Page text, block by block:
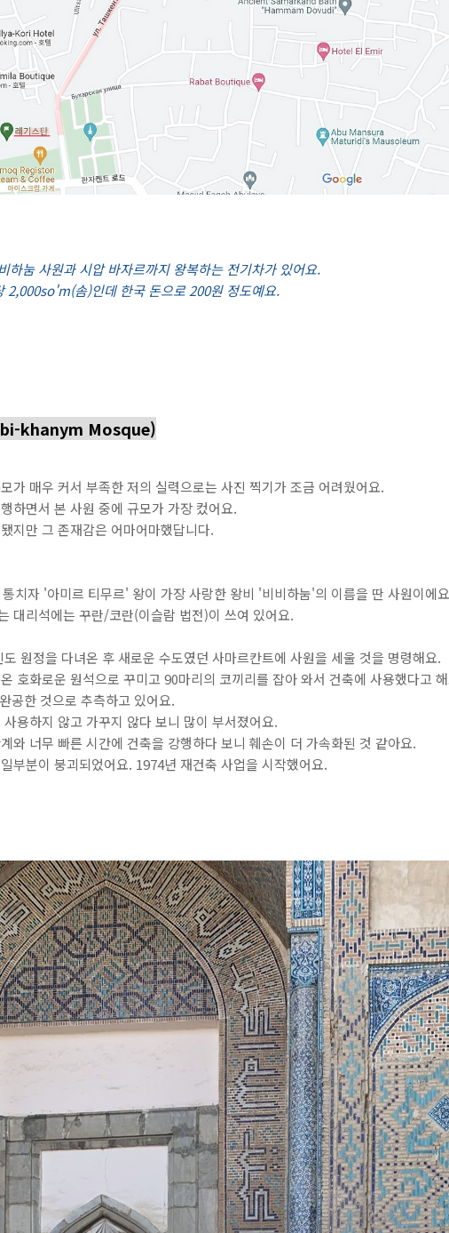
하눔 사원과 시압 바자르까지 왕복하는 전기차가 있어요.
2,000so'm(솜)인데 한국 돈으로 200원 정도예요.
khanym Mosque)
가 매우 커서 부족한 저의 실력으로는 사진 찍기가 조금 어려웠어요.
하면서 본 사원 중에 규모가 가장 컸어요.
지만 그 존재감은 어마어마했답니다.
치자 '아미르 티무르' 왕이 가장 사랑한 왕비 '비비하눔'의 이름을 딴 사원이에
대리석에는 꾸란/코란(이슬람 법전)이 쓰여 있어요.
원정을 다녀온 후 새로운 수도였던 사마르칸트에 사원을 세울 것을 명령해요.
호화로운 원석으로 꾸미고 90마리의 코끼리를 잡아 와서 건축에 사용했다고
공한 것으로 추측하고 있어요.
용하지 않고 가꾸지 않다 보니 많이 부서졌어요.
와 너무 빠른 시간에 건축을 강행하다 보니 훼손이 더 가속화된 것 같아요.
부분이 붕괴되었어요. 1974년 재건축 사업을 시작했어요.